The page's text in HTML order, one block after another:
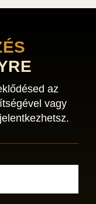
az
vagy